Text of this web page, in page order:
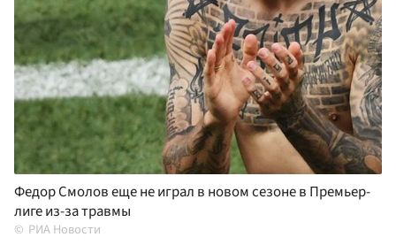
Федор Смолов еще не играл в новом сезоне в Премьер-
лиге из-за травмы
РИА Новости